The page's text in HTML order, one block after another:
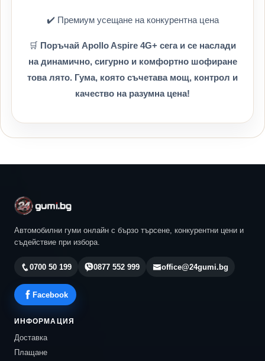
✔️ Премиум усещане на конкурентна цена
🛒 Поръчай Apollo Aspire 4G+ сега и се наслади
на динамично, сигурно и комфортно шофиране
това лято. Гума, която съчетава мощ, контрол и
качество на разумна цена!
Автомобилни гуми онлайн с бързо търсене, конкурентни цени и
съдействие при избора.
0700 50 199 0877 552 999 office@24gumi.bg
Facebook
ИНФОРМАЦИЯ
Доставка
Плащане